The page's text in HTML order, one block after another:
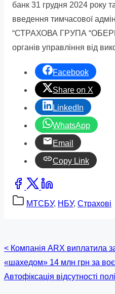
банк 31 грудня 2024 року
введення тимчасової
“СТРАХОВА ГРУПА
органів управління від
Facebook
Share on X
LinkedIn
WhatsApp
Email
Copy Link
Share
this
МТСБУ, НБУ, Страхові
Posts
navigation
< Компанія ARX виплатила
«шахедом» 14 млн грн за
Автофіксація відсутності